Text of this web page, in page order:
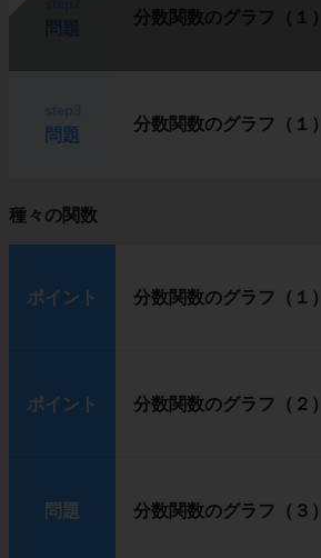
分数関数のグラフ（１）
問題
分数関数のグラフ（１）
種々の関数
ポイント 分数関数のグラフ（１）
ポイント 分数関数のグラフ（２）
問題 分数関数のグラフ（３）